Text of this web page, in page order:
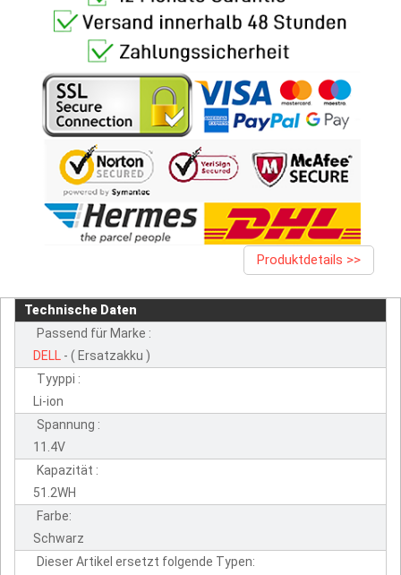
Produktdetails >>
Technische Daten
Passend für Marke :
DELL - ( Ersatzakku )
Tyyppi :
Li-ion
Spannung :
11.4V
Kapazität :
51.2WH
Farbe:
Schwarz
Dieser Artikel ersetzt folgende Typen: